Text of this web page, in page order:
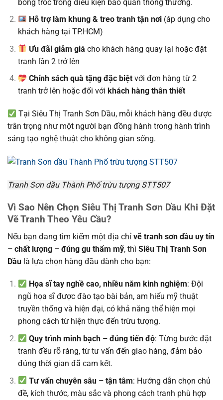
bong tróc trong điều kiện bảo quản thông thường.
Hỗ trợ làm khung & treo tranh tận nơi (áp dụng cho
khách hàng tại TP.HCM)
Ưu đãi giảm giá cho khách hàng quay lại hoặc đặt
tranh lần 2 trở lên
Chính sách quà tặng đặc biệt với đơn hàng từ 2
tranh trở lên hoặc đối với khách hàng thân thiết
Tại Siêu Thị Tranh Sơn Dầu, mỗi khách hàng đều được
trân trọng như một người bạn đồng hành trong hành trình
sáng tạo nghệ thuật cho không gian sống.
Tranh Sơn dầu Thành Phố trừu tượng STT507
Vì Sao Nên Chọn Siêu Thị Tranh Sơn Dầu Khi Đặt
Vẽ Tranh Theo Yêu Cầu?
Nếu bạn đang tìm kiếm một địa chỉ vẽ tranh sơn dầu uy tín
– chất lượng – đúng gu thẩm mỹ, thì Siêu Thị Tranh Sơn
Dầu là lựa chọn hàng đầu dành cho bạn:
Họa sĩ tay nghề cao, nhiều năm kinh nghiệm: Đội
ngũ họa sĩ được đào tạo bài bản, am hiểu mỹ thuật
truyền thống và hiện đại, có khả năng thể hiện mọi
phong cách từ hiện thực đến trừu tượng.
Quy trình minh bạch – đúng tiến độ: Từng bước đặt
tranh đều rõ ràng, từ tư vấn đến giao hàng, đảm bảo
đúng thời gian đã cam kết.
Tư vấn chuyên sâu – tận tâm: Hướng dẫn chọn chủ
đề, kích thước, màu sắc và phong cách tranh phù hợp